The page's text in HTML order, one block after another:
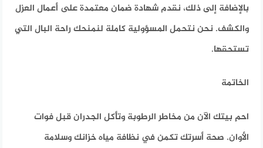
بالإضافة إلى ذلك، نقدم شهادة ضمان معتمدة على أعمال العزل
والكشف. نحن نتحمل المسؤولية كاملة لنمنحك راحة البال التي
تستحقها.
الخاتمة
احمِ بيتك الآن من مخاطر الرطوبة وتأكل الجدران قبل فوات
الأوان. صحة أسرتك تكمن في نظافة مياه خزانك وسلامة